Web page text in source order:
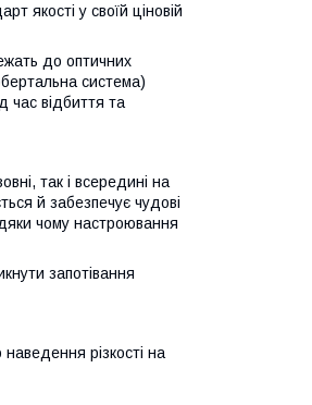
якості у своїй ціновій
до оптичних
система)
час відбиття та
так і всередині на
й забезпечує чудові
чому настроювання
запотівання
різкості на